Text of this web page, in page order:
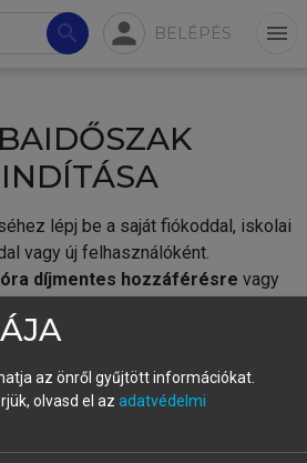
search person BELÉPÉS menu
lépj be a saját fiókoddal, iskolai
vagy új felhasználóként.
díjmentes hozzáférésre vagy
hozz létre új fiókot.
automatikusan
az önről gyűjtött információkat.
olvasd el az adatvédelmi